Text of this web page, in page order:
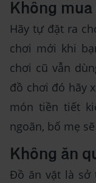
Không
Hãy tự đặt ra
chơi mới khi
chơi cũ vẫn
đồ chơi đó hãy
món tiền tiết
ngoãn, bố mẹ
Không ăn
Đồ ăn vặt là sở